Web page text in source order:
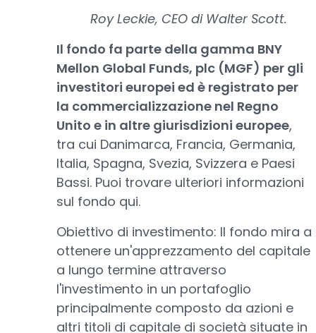
Roy Leckie, CEO di Walter Scott.
Il fondo fa parte della gamma BNY
Mellon Global Funds, plc (MGF) per gli
investitori europei ed è registrato per
la commercializzazione nel Regno
Unito e in altre giurisdizioni europee,
tra cui Danimarca, Francia, Germania,
Italia, Spagna, Svezia, Svizzera e Paesi
Bassi. Puoi trovare ulteriori informazioni
sul fondo qui.
Obiettivo di investimento: Il fondo mira a
ottenere un'apprezzamento del capitale
a lungo termine attraverso
l'investimento in un portafoglio
principalmente composto da azioni e
altri titoli di capitale di società situate in